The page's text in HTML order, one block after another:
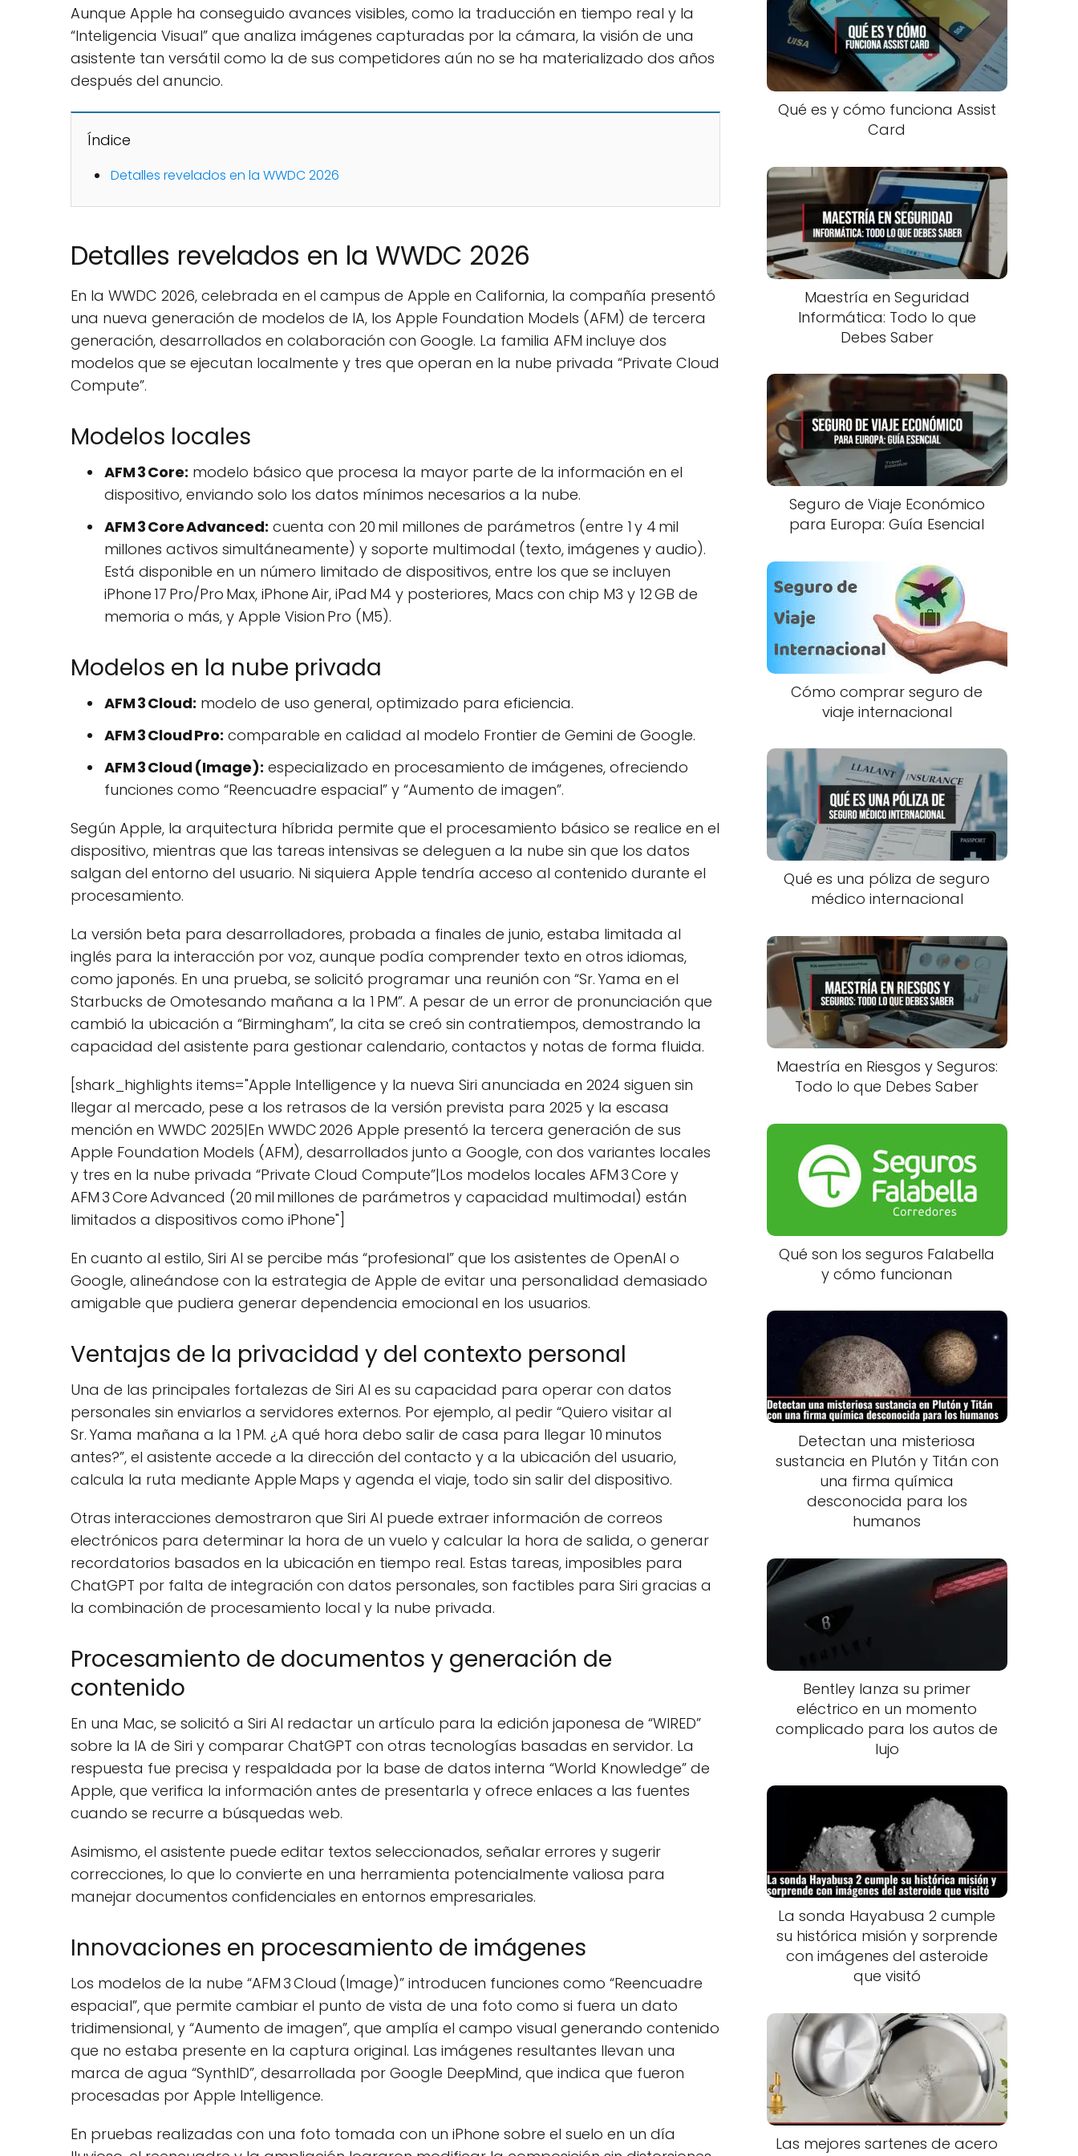
Aunque Apple ha conseguido avances visibles, como la traducción en tiempo real y la
“Inteligencia Visual” que analiza imágenes capturadas por la cámara, la visión de una
asistente tan versátil como la de sus competidores aún no se ha materializado dos años
después del anuncio.
Índice
Detalles revelados en la WWDC 2026
Detalles revelados en la WWDC 2026
En la WWDC 2026, celebrada en el campus de Apple en California, la compañía presentó
una nueva generación de modelos de IA, los Apple Foundation Models (AFM) de tercera
generación, desarrollados en colaboración con Google. La familia AFM incluye dos
modelos que se ejecutan localmente y tres que operan en la nube privada “Private Cloud
Compute”.
Modelos locales
AFM 3 Core: modelo básico que procesa la mayor parte de la información en el
dispositivo, enviando solo los datos mínimos necesarios a la nube.
AFM 3 Core Advanced: cuenta con 20 mil millones de parámetros (entre 1 y 4 mil
millones activos simultáneamente) y soporte multimodal (texto, imágenes y audio).
Está disponible en un número limitado de dispositivos, entre los que se incluyen
iPhone 17 Pro/Pro Max, iPhone Air, iPad M4 y posteriores, Macs con chip M3 y 12 GB de
memoria o más, y Apple Vision Pro (M5).
Modelos en la nube privada
AFM 3 Cloud: modelo de uso general, optimizado para eficiencia.
AFM 3 Cloud Pro: comparable en calidad al modelo Frontier de Gemini de Google.
AFM 3 Cloud (Image): especializado en procesamiento de imágenes, ofreciendo
funciones como “Reencuadre espacial” y “Aumento de imagen”.
Según Apple, la arquitectura híbrida permite que el procesamiento básico se realice en el
dispositivo, mientras que las tareas intensivas se deleguen a la nube sin que los datos
salgan del entorno del usuario. Ni siquiera Apple tendría acceso al contenido durante el
procesamiento.
La versión beta para desarrolladores, probada a finales de junio, estaba limitada al
inglés para la interacción por voz, aunque podía comprender texto en otros idiomas,
como japonés. En una prueba, se solicitó programar una reunión con “Sr. Yama en el
Starbucks de Omotesando mañana a la 1 PM”. A pesar de un error de pronunciación que
cambió la ubicación a “Birmingham”, la cita se creó sin contratiempos, demostrando la
capacidad del asistente para gestionar calendario, contactos y notas de forma fluida.
[shark_highlights items="Apple Intelligence y la nueva Siri anunciada en 2024 siguen sin
llegar al mercado, pese a los retrasos de la versión prevista para 2025 y la escasa
mención en WWDC 2025|En WWDC 2026 Apple presentó la tercera generación de sus
Apple Foundation Models (AFM), desarrollados junto a Google, con dos variantes locales
y tres en la nube privada “Private Cloud Compute”|Los modelos locales AFM 3 Core y
AFM 3 Core Advanced (20 mil millones de parámetros y capacidad multimodal) están
limitados a dispositivos como iPhone"]
En cuanto al estilo, Siri AI se percibe más “profesional” que los asistentes de OpenAI o
Google, alineándose con la estrategia de Apple de evitar una personalidad demasiado
amigable que pudiera generar dependencia emocional en los usuarios.
Ventajas de la privacidad y del contexto personal
Una de las principales fortalezas de Siri AI es su capacidad para operar con datos
personales sin enviarlos a servidores externos. Por ejemplo, al pedir “Quiero visitar al
Sr. Yama mañana a la 1 PM. ¿A qué hora debo salir de casa para llegar 10 minutos
antes?”, el asistente accede a la dirección del contacto y a la ubicación del usuario,
calcula la ruta mediante Apple Maps y agenda el viaje, todo sin salir del dispositivo.
Otras interacciones demostraron que Siri AI puede extraer información de correos
electrónicos para determinar la hora de un vuelo y calcular la hora de salida, o generar
recordatorios basados en la ubicación en tiempo real. Estas tareas, imposibles para
ChatGPT por falta de integración con datos personales, son factibles para Siri gracias a
la combinación de procesamiento local y la nube privada.
Procesamiento de documentos y generación de
contenido
En una Mac, se solicitó a Siri AI redactar un artículo para la edición japonesa de “WIRED”
sobre la IA de Siri y comparar ChatGPT con otras tecnologías basadas en servidor. La
respuesta fue precisa y respaldada por la base de datos interna “World Knowledge” de
Apple, que verifica la información antes de presentarla y ofrece enlaces a las fuentes
cuando se recurre a búsquedas web.
Asimismo, el asistente puede editar textos seleccionados, señalar errores y sugerir
correcciones, lo que lo convierte en una herramienta potencialmente valiosa para
manejar documentos confidenciales en entornos empresariales.
Innovaciones en procesamiento de imágenes
Los modelos de la nube “AFM 3 Cloud (Image)” introducen funciones como “Reencuadre
espacial”, que permite cambiar el punto de vista de una foto como si fuera un dato
tridimensional, y “Aumento de imagen”, que amplía el campo visual generando contenido
que no estaba presente en la captura original. Las imágenes resultantes llevan una
marca de agua “SynthID”, desarrollada por Google DeepMind, que indica que fueron
procesadas por Apple Intelligence.
En pruebas realizadas con una foto tomada con un iPhone sobre el suelo en un día
Qué es y cómo funciona Assist
Card
Maestría en Seguridad
Informática: Todo lo que
Debes Saber
Seguro de Viaje Económico
para Europa: Guía Esencial
Cómo comprar seguro de
viaje internacional
Qué es una póliza de seguro
médico internacional
Maestría en Riesgos y Seguros:
Todo lo que Debes Saber
Qué son los seguros Falabella
y cómo funcionan
Detectan una misteriosa
sustancia en Plutón y Titán con
una firma química
desconocida para los
humanos
Bentley lanza su primer
eléctrico en un momento
complicado para los autos de
lujo
La sonda Hayabusa 2 cumple
su histórica misión y sorprende
con imágenes del asteroide
que visitó
Las mejores sartenes de acero